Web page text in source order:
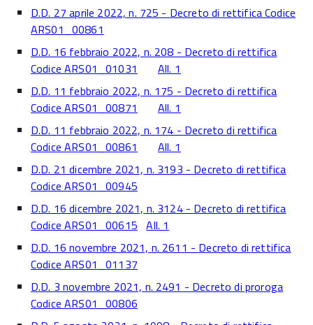
D.D. 27 aprile 2022, n. 725 - Decreto di rettifica Codice
ARS01_00861
D.D. 16 febbraio 2022, n. 208 - Decreto di rettifica
Codice ARS01_01031
All. 1
D.D. 11 febbraio 2022, n. 175 - Decreto di rettifica
Codice ARS01_00871
All. 1
D.D. 11 febbraio 2022, n. 174 - Decreto di rettifica
Codice ARS01_00861
All. 1
D.D. 21 dicembre 2021, n. 3193 - Decreto di rettifica
Codice ARS01_00945
D.D. 16 dicembre 2021, n. 3124 - Decreto di rettifica
Codice ARS01_00615 All. 1
D.D. 16 novembre 2021, n. 2611 - Decreto di rettifica
Codice ARS01_01137
D.D. 3 novembre 2021, n. 2491 - Decreto di proroga
Codice ARS01_00806